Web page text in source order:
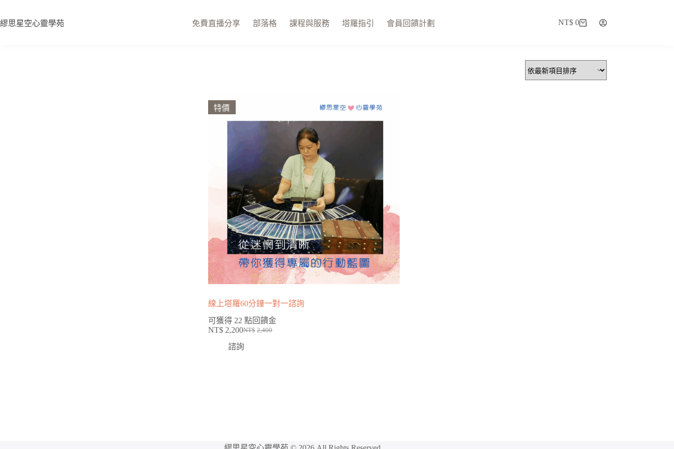
繆思星空心靈學苑 免費直播分享 部落格 課程與服務 塔羅指引 會員回饋計劃 NT$ 0
特價
線上塔羅60分鐘一對一諮詢
可獲得 22 點回饋金
NT$ 2,400
NT$ 2,200
諮詢